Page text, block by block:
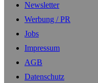
Newsletter
Werbung / PR
Jobs
Impressum
AGB
Datenschutz